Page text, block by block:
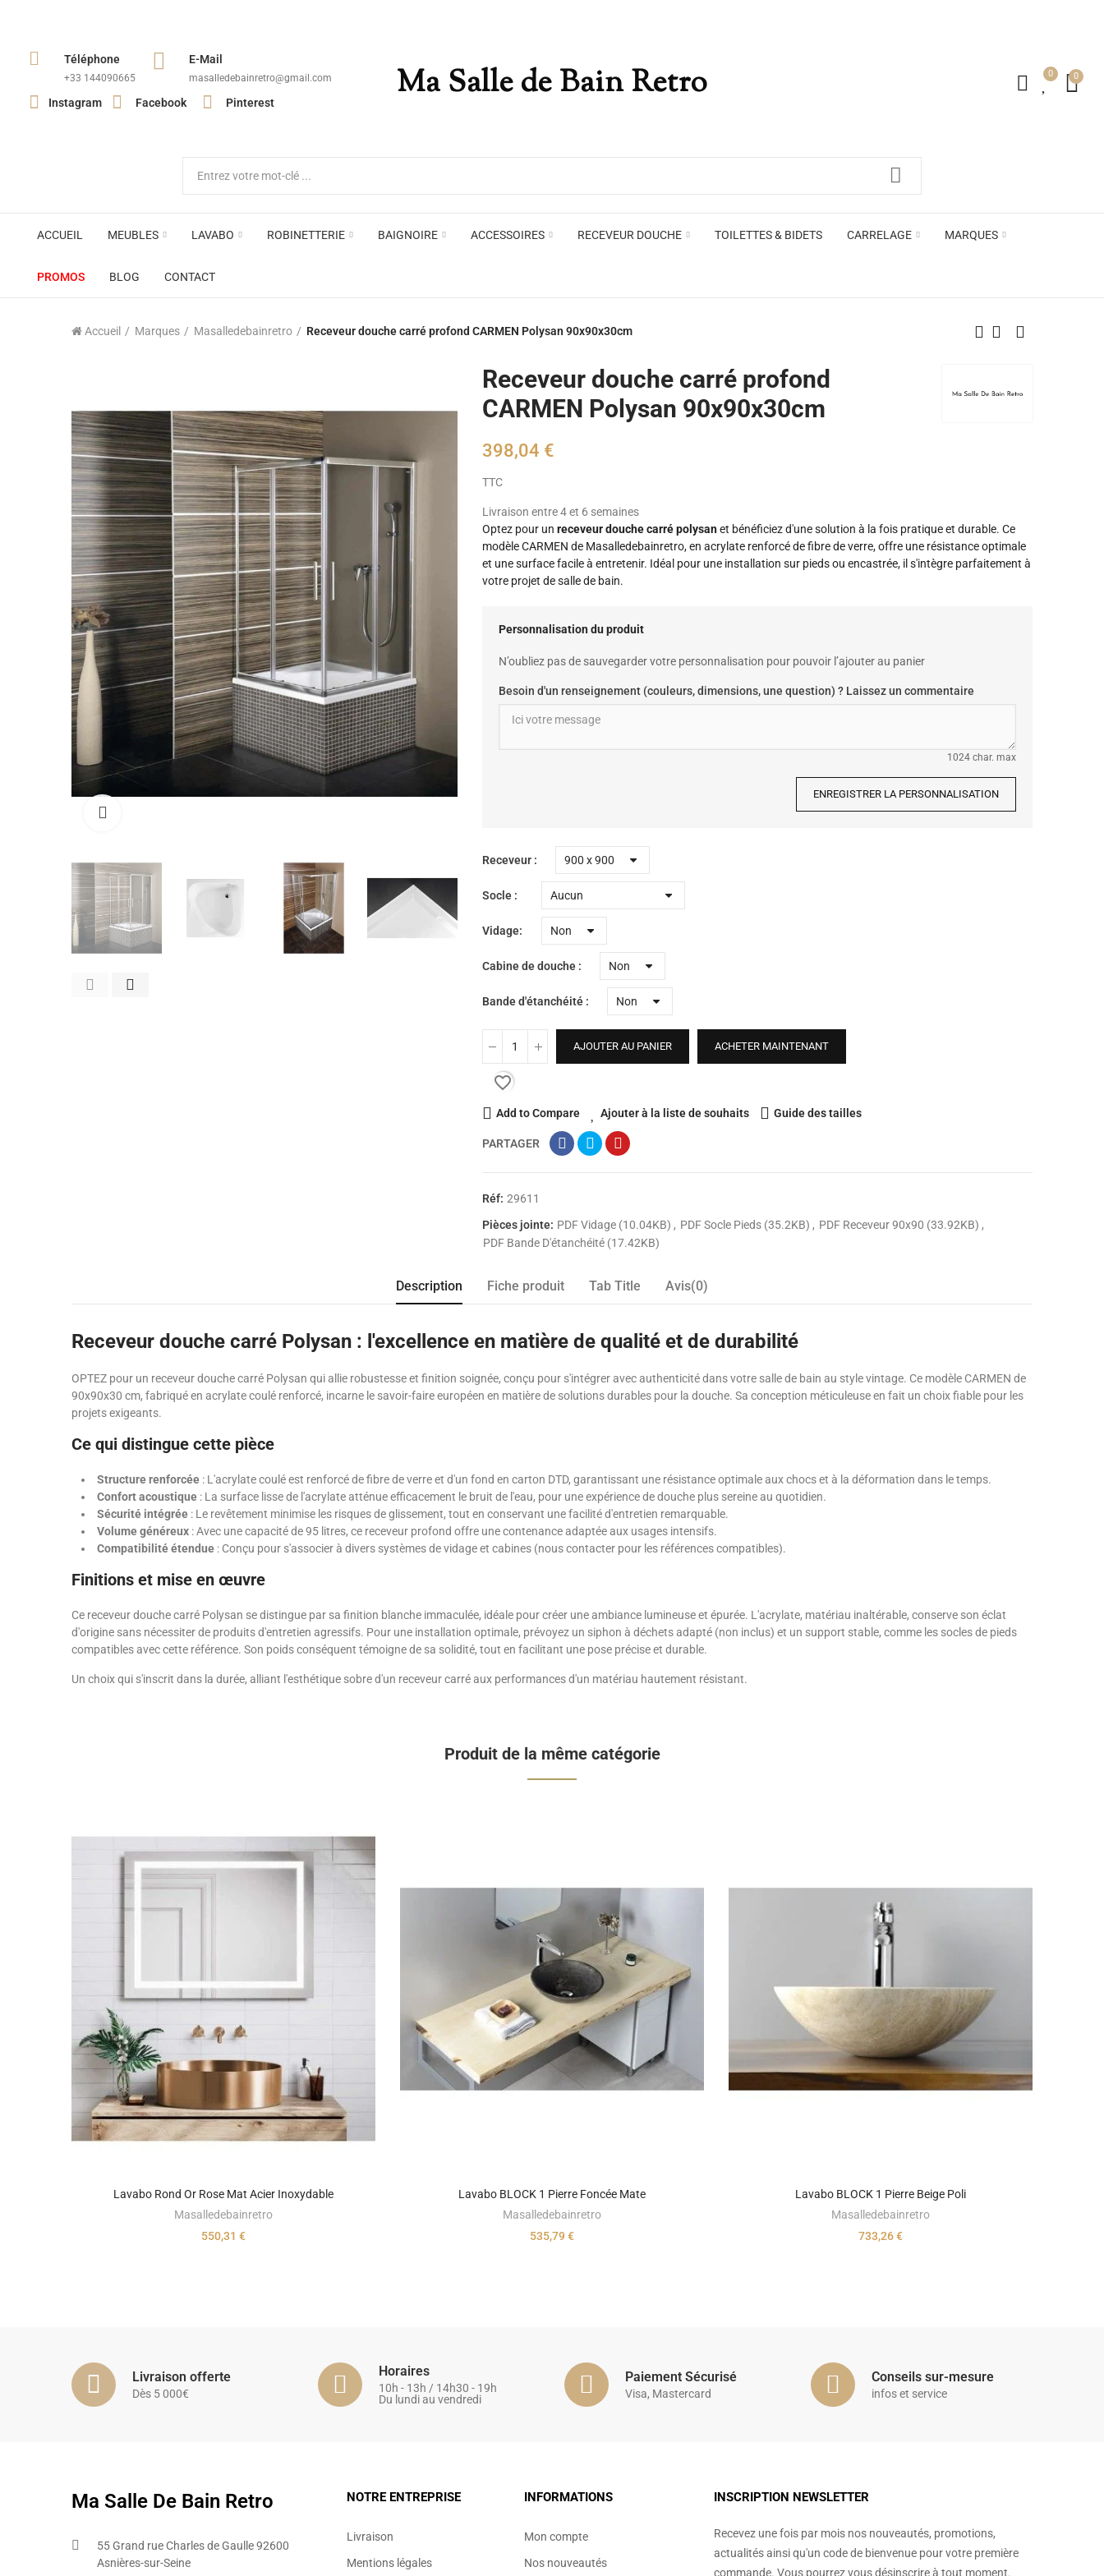
Téléphone
+33 144090665​
E-Mail
masalledebainretro@gmail.com
Instagram Facebook Pinterest Ma Salle de Bain Retro 0 0
ACCUEIL MEUBLES LAVABO ROBINETTERIE BAIGNOIRE ACCESSOIRES RECEVEUR DOUCHE TOILETTES & BIDETS CARRELAGE MARQUES
Plafonniers , spots et pendants
Voir toute la marque →
PROMOS BLOG CONTACT
Appliques murales Miroirs ACB
Accueil Marques Masalledebainretro Receveur douche carré profond CARMEN Polysan 90x90x30cm
Receveur douche carré profond
CARMEN Polysan 90x90x30cm
398,04 €
TTC
Livraison entre 4 et 6 semaines
Optez pour un receveur douche carré polysanet bénéficiez d'une solution à la fois pratique et durable. Ce
modèle CARMEN de Masalledebainretro, en acrylate renforcé de fibre de verre, offre une résistance optimale
et une surface facile à entretenir. Idéal pour une installation sur pieds ou encastrée, il s'intègre parfaitement à
votre projet de salle de bain.
Personnalisation du produit
N’oubliez pas de sauvegarder votre personnalisation pour pouvoir l’ajouter au panier
Besoin d'un renseignement (couleurs, dimensions, une question) ? Laissez un commentaire
1024 char. max
ENREGISTRER LA PERSONNALISATION
Receveur
Socle
Vidage
Cabine de douche
Bande d'étanchéité
AJOUTER AU PANIER ACHETER MAINTENANT
favorite_border
Add to Compare Ajouter à la liste de souhaits Guide des tailles
PARTAGER
Réf: 29611
Pièces jointe: PDF Vidage (10.04KB) PDF Socle Pieds (35.2KB)
PDF Receveur 90x90 (33.92KB)
PDF Bande D'étanchéité (17.42KB)
Description Fiche produit Tab Title Avis(0)
Receveur douche carré Polysan : l'excellence en matière de qualité et de durabilité
OPTEZ pour un receveur douche carré Polysan qui allie robustesse et finition soignée, conçu pour s'intégrer avec authenticité dans votre salle de bain au style vintage. Ce modèle CARMEN de
90x90x30 cm, fabriqué en acrylate coulé renforcé, incarne le savoir-faire européen en matière de solutions durables pour la douche. Sa conception méticuleuse en fait un choix fiable pour les
projets exigeants.
Ce qui distingue cette pièce
Structure renforcée : L'acrylate coulé est renforcé de fibre de verre et d'un fond en carton DTD, garantissant une résistance optimale aux chocs et à la déformation dans le temps.
Confort acoustique : La surface lisse de l'acrylate atténue efficacement le bruit de l'eau, pour une expérience de douche plus sereine au quotidien.
Sécurité intégrée : Le revêtement minimise les risques de glissement, tout en conservant une facilité d'entretien remarquable.
Volume généreux : Avec une capacité de 95 litres, ce receveur profond offre une contenance adaptée aux usages intensifs.
Compatibilité étendue : Conçu pour s'associer à divers systèmes de vidage et cabines (nous contacter pour les références compatibles).
Finitions et mise en œuvre
Ce receveur douche carré Polysan se distingue par sa finition blanche immaculée, idéale pour créer une ambiance lumineuse et épurée. L'acrylate, matériau inaltérable, conserve son éclat
d'origine sans nécessiter de produits d'entretien agressifs. Pour une installation optimale, prévoyez un siphon à déchets adapté (non inclus) et un support stable, comme les socles de pieds
compatibles avec cette référence. Son poids conséquent témoigne de sa solidité, tout en facilitant une pose précise et durable.
Un choix qui s'inscrit dans la durée, alliant l'esthétique sobre d'un receveur carré aux performances d'un matériau hautement résistant.
Produit de la même catégorie
Lavabo Rond Or Rose Mat Acier Inoxydable
Masalledebainretro
550,31 €
Lavabo BLOCK 1 Pierre Foncée Mate
Masalledebainretro
535,79 €
Lavabo BLOCK 1 Pierre Beige Poli
Masalledebainretro
733,26 €
Livraison offerte
Dès 5 000€
Horaires
10h - 13h / 14h30 - 19h
Du lundi au vendredi
Paiement Sécurisé
Visa, Mastercard
Conseils sur-mesure
infos et service
Ma Salle De Bain Retro
55 Grand rue Charles de Gaulle 92600
Asnières-sur-Seine
NOTRE ENTREPRISE
Livraison
Mentions légales
INFORMATIONS
Mon compte
Nos nouveautés
INSCRIPTION NEWSLETTER
Recevez une fois par mois nos nouveautés, promotions,
actualités ainsi qu'un code de bienvenue pour votre première
commande. Vous pourrez vous désinscrire à tout moment.